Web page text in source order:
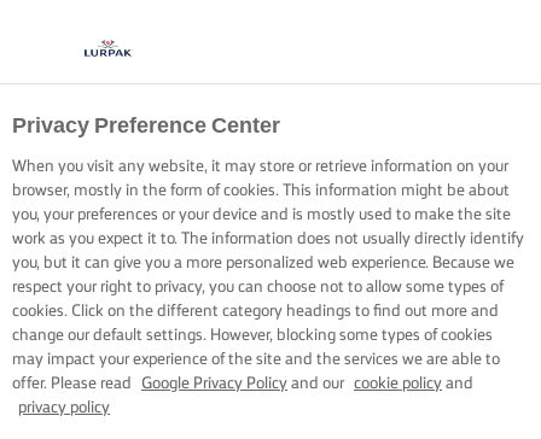
Privacy Preference Center
When you visit any website, it may store or retrieve information on your
browser, mostly in the form of cookies. This information might be about
you, your preferences or your device and is mostly used to make the site
work as you expect it to. The information does not usually directly identify
you, but it can give you a more personalized web experience. Because we
respect your right to privacy, you can choose not to allow some types of
cookies. Click on the different category headings to find out more and
change our default settings. However, blocking some types of cookies
may impact your experience of the site and the services we are able to
offer. Please read
Google Privacy Policy and our cookie policy and
privacy policy